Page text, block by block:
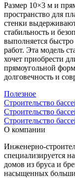
Размер 10×3 м и
пространство для
стенки
стабильность и
выполняется
работ. Эта модель
хочет приобрести
прямоугольной
долговечность и
Полезное
Строительство
Строительство
Строительство
О компании
Инженерно-
специализируется
домов из бруса и
насыщенных